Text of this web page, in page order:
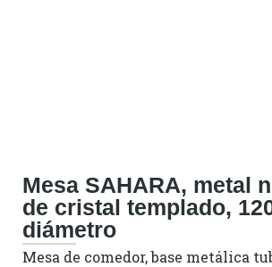
Mesa SAHARA, metal
de cristal templado,
diámetro
Mesa de comedor, base metálica